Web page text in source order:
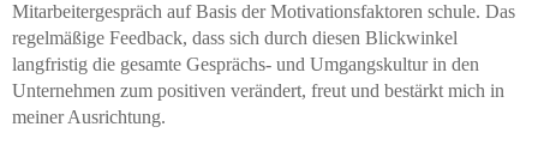
Mitarbeitergespräch auf Basis der Motivationsfaktoren schule. Das
regelmäßige Feedback, dass sich durch diesen Blickwinkel
langfristig die gesamte Gesprächs- und Umgangskultur in den
Unternehmen zum positiven verändert, freut und bestärkt mich in
meiner Ausrichtung.